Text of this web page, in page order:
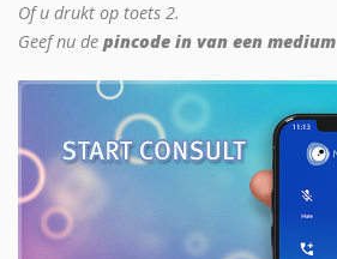
Of u drukt op toets 2.
Geef nu de pincode in van een medium